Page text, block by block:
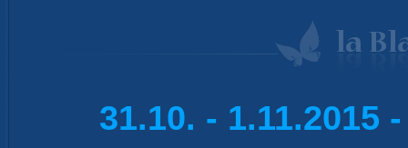
31.10. - 1.11.2015